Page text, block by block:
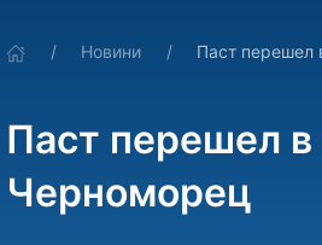
Новини Паст перешел
Паст перешел в
Черноморец